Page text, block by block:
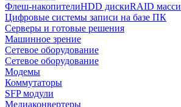
Флеш-накопителиHDD дискиRAID
Цифровые системы записи на базе ПК
Серверы и готовые решения
Машинное зрение
Сетевое оборудование
Сетевое оборудование
Модемы
Коммутаторы
SFP модули
Медиаконвертеры